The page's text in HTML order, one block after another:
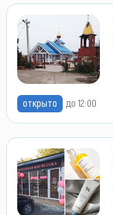
открыто до 12:00